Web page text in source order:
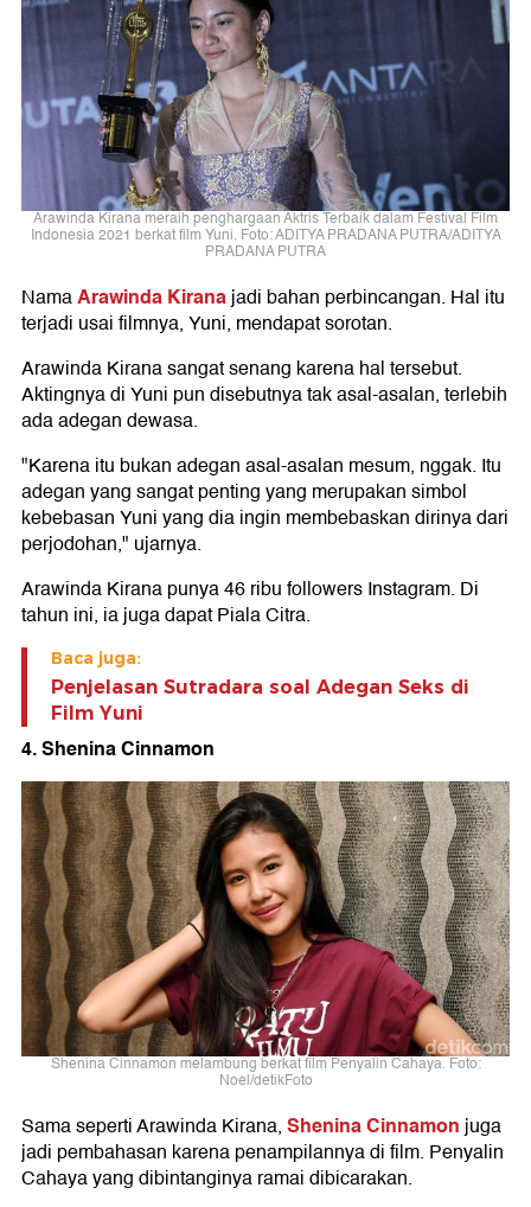
Arawinda Kirana meraih penghargaan Aktris Terbaik dalam Festival Film
Indonesia 2021 berkat film Yuni. Foto: ADITYA PRADANA PUTRA/ADITYA
PRADANA PUTRA
NamaArawinda Kiranajadi bahan perbincangan. Hal itu
terjadi usai filmnya, Yuni, mendapat sorotan.
Arawinda Kirana sangat senang karena hal tersebut.
Aktingnya di Yuni pun disebutnya tak asal-asalan, terlebih
ada adegan dewasa.
"Karena itu bukan adegan asal-asalan mesum, nggak. Itu
adegan yang sangat penting yang merupakan simbol
kebebasan Yuni yang dia ingin membebaskan dirinya dari
perjodohan," ujarnya.
Arawinda Kirana punya 46 ribu followers Instagram. Di
tahun ini, ia juga dapat Piala Citra.
Baca juga:
Penjelasan Sutradara soal Adegan Seks di
Film Yuni
4. Shenina Cinnamon
Shenina Cinnamon melambung berkat film Penyalin Cahaya. Foto:
Noel/detikFoto
Sama seperti Arawinda Kirana,Shenina Cinnamonjuga
jadi pembahasan karena penampilannya di film. Penyalin
Cahaya yang dibintanginya ramai dibicarakan.